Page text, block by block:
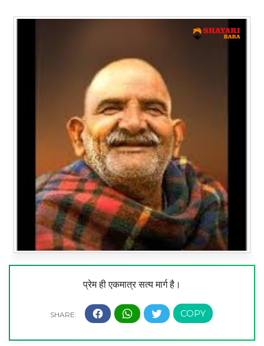
प्रेम ही एकमात्र सत्य मार्ग है।